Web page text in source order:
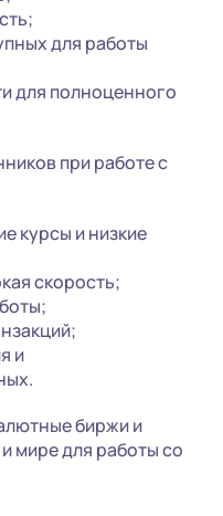
для работы
для полноценного
при работе с
курсы и низкие
скорость;
и
биржи и
мире для работы со